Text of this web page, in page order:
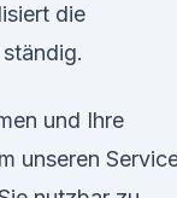
die
und Ihre
unseren